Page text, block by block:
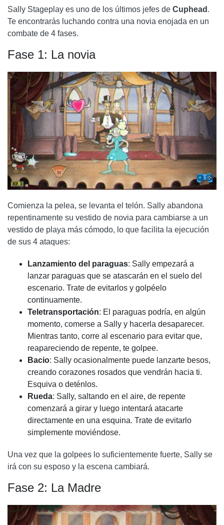
Sally Stageplay es uno de los últimos jefes de Cuphead .
Te encontrarás luchando contra una novia enojada en un
combate de 4 fases.
Fase 1: La novia
Comienza la pelea, se levanta el telón. Sally abandona
repentinamente su vestido de novia para cambiarse a un
vestido de playa más cómodo, lo que facilita la ejecución
de sus 4 ataques:
Lanzamiento del paraguas: Sally empezará a
lanzar paraguas que se atascarán en el suelo del
escenario. Trate de evitarlos y golpéelo
continuamente.
Teletransportación: El paraguas podría, en algún
momento, comerse a Sally y hacerla desaparecer.
Mientras tanto, corre al escenario para evitar que,
reapareciendo de repente, te golpee.
Bacio: Sally ocasionalmente puede lanzarte besos,
creando corazones rosados ​​que vendrán hacia ti.
Esquiva o deténlos.
Rueda: Sally, saltando en el aire, de repente
comenzará a girar y luego intentará atacarte
directamente en una esquina. Trate de evitarlo
simplemente moviéndose.
Una vez que la golpees lo suficientemente fuerte, Sally se
irá con su esposo y la escena cambiará.
Fase 2: La Madre